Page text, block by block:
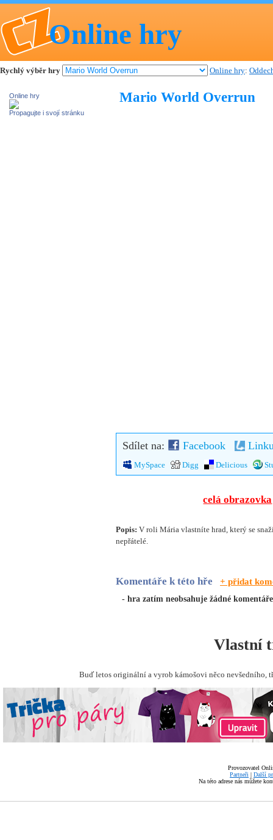
Online hry
Rychlý výběr hry Online hry:
Online hry
Propagujte i svojí stránku
Mario World Overrun
Sdílet na: Facebook
MySpace Digg Delicious
celá obrazovka
Popis: V roli Mária vlastníte hrad, který se
nepřátelé.
Komentáře k této hře + přidat
- hra zatím neobsahuje žádné
Vlastní
Buď letos originální a vyrob kámošovi něco nevšedního,
Provozovatel
Partneři | Další
Na této adrese nás můžete